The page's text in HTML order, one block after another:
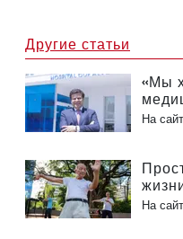
Другие статьи
«Мы
На
На